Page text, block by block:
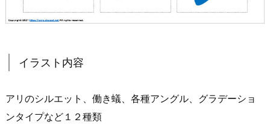
イラスト内容
アリのシルエット、働き蟻、各種アングル、グラデーショ
ンタイプなど１２種類